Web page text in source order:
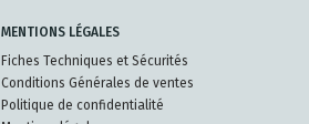
MENTIONS LÉGALES
Fiches Techniques et Sécurités
Conditions Générales de ventes
Politique de confidentialité